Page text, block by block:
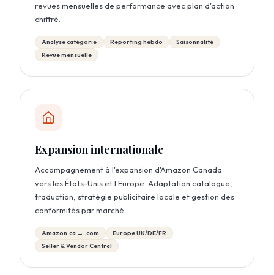
revues mensuelles de performance avec plan d'action
chiffré.
Analyse catégorie Reporting hebdo
Saisonnalité
Revue mensuelle
Expansion internationale
Accompagnement à l'expansion d'Amazon Canada
vers les États-Unis et l'Europe. Adaptation catalogue,
traduction, stratégie publicitaire locale et gestion des
conformités par marché.
Amazon.ca → .com
Europe UK/DE/FR
Seller & Vendor Central